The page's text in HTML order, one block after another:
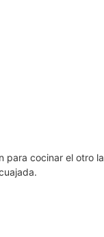
cocinar el otro